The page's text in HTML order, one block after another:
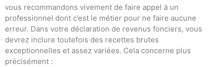
vous recommandons vivement de faire appel à un
professionnel dont c’est le métier pour ne faire aucune
erreur. Dans votre déclaration de revenus fonciers, vous
devrez inclure toutefois des recettes brutes
exceptionnelles et assez variées. Cela concerne plus
précisément :